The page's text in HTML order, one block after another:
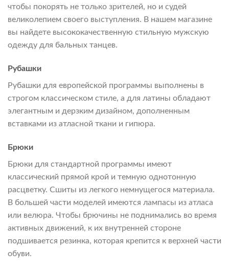
чтобы покорять не только зрителей, но и судей
великолепием своего выступления. В нашем магазине
вы найдете высококачественную стильную мужскую
одежду для бальных танцев.
Рубашки
Рубашки для европейской программы выполнены в
строгом классическом стиле, а для латины обладают
элегантным и дерзким дизайном, дополненным
вставками из атласной ткани и гипюра.
Брюки
Брюки для стандартной программы имеют
классический прямой крой и темную однотонную
расцветку. Сшиты из легкого немнущегося материала.
В большей части моделей имеются лампасы из атласа
или велюра. Чтобы брючины не поднимались во время
активных движений, к их внутренней стороне
подшивается резинка, которая крепится к верхней части
обуви.